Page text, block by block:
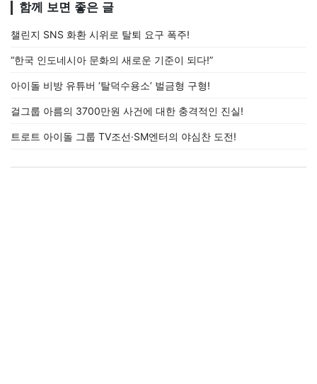
함께 보면 좋은 글
챌린지 SNS 화환 시위로 탈퇴 요구 폭주!
“한국 인도네시아 문화의 새로운 기준이 되다!”
아이돌 비방 유튜버 ‘탈덕수용소’ 벌금형 구형!
걸그룹 아름의 3700만원 사건에 대한 충격적인 진실!
트로트 아이돌 그룹 TV조선·SM엔터의 야심찬 도전!